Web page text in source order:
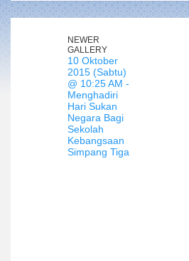
NEWER
GALLERY
10 Oktober
2015 (Sabtu)
@ 10:25 AM -
Menghadiri
Hari Sukan
Negara Bagi
Sekolah
Kebangsaan
Simpang Tiga